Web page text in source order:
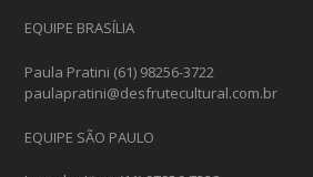
EQUIPE BRASÍLIA
Paula Pratini (61) 98256-3722
paulapratini@desfrutecultural.com.br
EQUIPE SÃO PAULO